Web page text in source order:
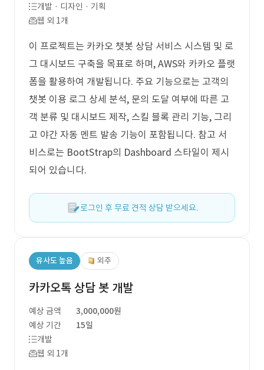
개발 · 디자인 · 기획
웹 외 1개
이 프로젝트는 카카오 챗봇 상담 서비스 시스템 및 로
그 대시보드 구축을 목표로 하며, AWS와 카카오 플랫
폼을 활용하여 개발됩니다. 주요 기능으로는 고객의
챗봇 이용 로그 상세 분석, 문의 도달 여부에 따른 고
객 분류 및 대시보드 제작, 스킬 블록 관리 기능, 그리
고 야간 자동 멘트 발송 기능이 포함됩니다. 참고 서
비스로는 BootStrap의 Dashboard 스타일이 제시
되어 있습니다.
로그인 후 무료 견적 상담 받으세요.
유사도 높음 외주
카카오톡 상담 봇 개발
예상 금액
3,000,000원
예상 기간
15일
개발
웹 외 1개